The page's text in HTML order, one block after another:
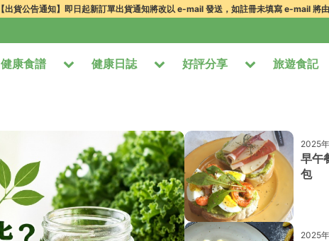
【出貨公告通知】即日起新訂單出貨通知將改以 e-mail 發送，如註冊未填寫 e-mail 將由
健康食譜 健康日誌 好評分享 旅遊食記
2025
早午
包
2025